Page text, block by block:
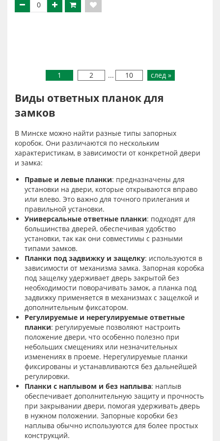
1 2 ... 10 след »
Виды ответных планок для
замков
В Минске можно найти разные типы запорных
коробок. Они различаются по нескольким
характеристикам, в зависимости от конкретной двери
и замка:
Правые и левые планки: предназначены для
установки на двери, которые открываются вправо
или влево. Это важно для точного прилегания и
правильной установки.
Универсальные ответные планки: подходят для
большинства дверей, обеспечивая удобство
установки, так как они совместимы с разными
типами замков.
Планки под задвижку и защелку: используются в
зависимости от механизма замка. Запорная коробка
под защелку удерживает дверь закрытой без
необходимости поворачивать замок, а планка под
задвижку применяется в механизмах с защелкой и
дополнительным фиксатором.
Регулируемые и нерегулируемые ответные
планки: регулируемые позволяют настроить
положение двери, что особенно полезно при
небольших смещениях или незначительных
изменениях в проеме. Нерегулируемые планки
фиксированы и устанавливаются без дальнейшей
регулировки.
Планки с наплывом и без наплыва: наплыв
обеспечивает дополнительную защиту и прочность
при закрывании двери, помогая удерживать дверь
в нужном положении. Запорные коробки без
наплыва обычно используются для более простых
конструкций.